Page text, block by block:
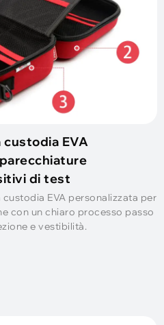
EVA
di test
EVA personalizzata per
con un chiaro processo passo
e vestibilità.